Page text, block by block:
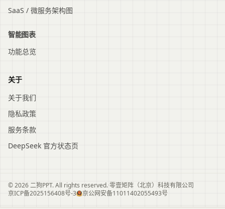
SaaS / 微服务架构图
智能图表
功能总览
关于
关于我们
隐私政策
服务条款
DeepSeek 官方状态页
© 2026 二狗PPT. All rights reserved.·零壹矩阵（北京）科技有限公司
京ICP备2025156408号-3
京公网安备11011402055493号